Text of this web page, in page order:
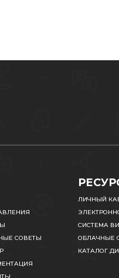
СОВЕТЫ
ЛИЧНЫЙ
СИСТЕМА
ОБЛАЧНЫЕ
КАТАЛОГ